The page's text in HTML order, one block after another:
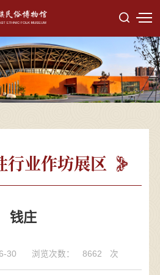
行业作坊展区
钱庄
30 浏览次数： 8662 次